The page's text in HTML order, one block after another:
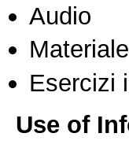
Audio
Esercizi
Use of